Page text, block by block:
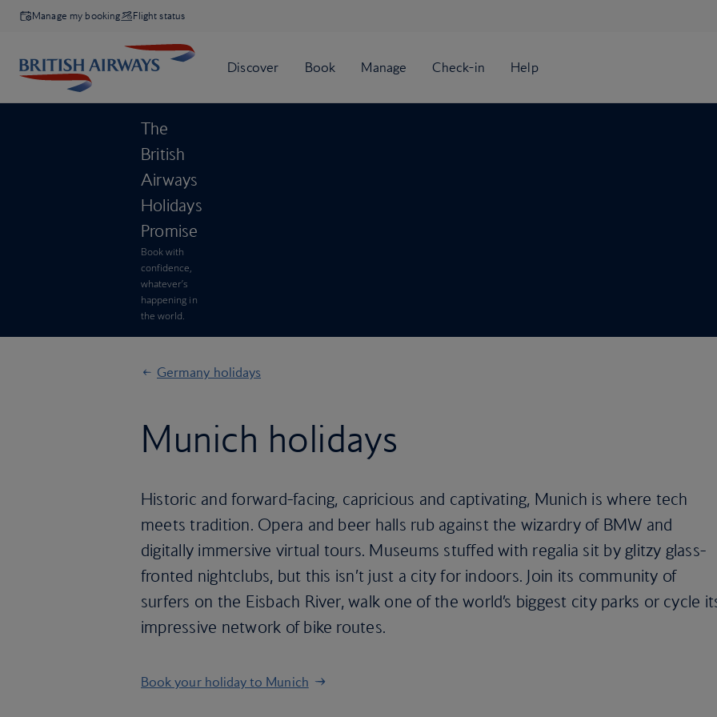
Manage my booking Flight status
The
British
Airways
Holidays
Promise
Book with
confidence,
whatever’s
happening in
the world.
Germany holidays
Munich holidays
Historic and forward-facing, capricious and captivating, Munich is where tech
meets tradition. Opera and beer halls rub against the wizardry of BMW and
digitally immersive virtual tours. Museums stuffed with regalia sit by glitzy glass-
fronted nightclubs, but this isn’t just a city for indoors. Join its community of
surfers on the Eisbach River, walk one of the world’s biggest city parks or cycle
impressive network of bike routes.
Book your holiday to Munich